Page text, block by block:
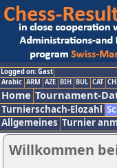
Logged on: Gast
Arabic ARM AZE BIH BUL CAT
Home Tournament-
Turnierschach-Elozahl
Allgemeines Turnier
Willkommen